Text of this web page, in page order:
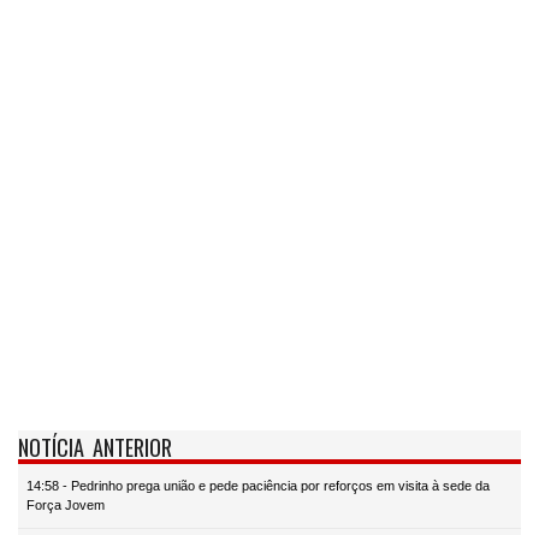
NOTÍCIA ANTERIOR
14:58 - Pedrinho prega união e pede paciência por reforços em visita à sede da
Força Jovem